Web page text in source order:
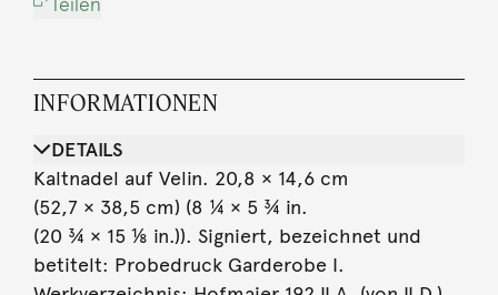
INFORMATIONEN
DETAILS
Kaltnadel auf Velin. 20,8 × 14,6 cm
(52,7 × 38,5 cm) (8 ¼ × 5 ¾ in.
(20 ¾ × 15 ⅛ in.)). Signiert, bezeichnet und
betitelt: Probedruck Garderobe I.